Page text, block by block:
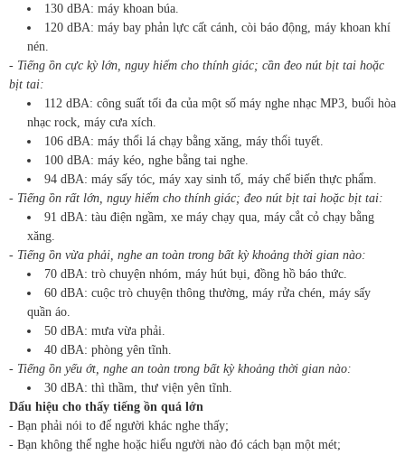
130 dBA: máy khoan búa.
120 dBA: máy bay phản lực cất cánh, còi báo động, máy khoan khí
nén.
- Tiếng ồn cực kỳ lớn, nguy hiểm cho thính giác; cần đeo nút bịt tai hoặc
bịt tai:
112 dBA: công suất tối đa của một số máy nghe nhạc MP3, buổi hòa
nhạc rock, máy cưa xích.
106 dBA: máy thổi lá chạy bằng xăng, máy thổi tuyết.
100 dBA: máy kéo, nghe bằng tai nghe.
94 dBA: máy sấy tóc, máy xay sinh tố, máy chế biến thực phẩm.
- Tiếng ồn rất lớn, nguy hiểm cho thính giác; đeo nút bịt tai hoặc bịt tai:
91 dBA: tàu điện ngầm, xe máy chạy qua, máy cắt cỏ chạy bằng
xăng.
- Tiếng ồn vừa phải, nghe an toàn trong bất kỳ khoảng thời gian nào:
70 dBA: trò chuyện nhóm, máy hút bụi, đồng hồ báo thức.
60 dBA: cuộc trò chuyện thông thường, máy rửa chén, máy sấy
quần áo.
50 dBA: mưa vừa phải.
40 dBA: phòng yên tĩnh.
- Tiếng ồn yếu ớt, nghe an toàn trong bất kỳ khoảng thời gian nào:
30 dBA: thì thầm, thư viện yên tĩnh.
Dấu hiệu cho thấy tiếng ồn quá lớn
- Bạn phải nói to để người khác nghe thấy;
- Bạn không thể nghe hoặc hiểu người nào đó cách bạn một mét;